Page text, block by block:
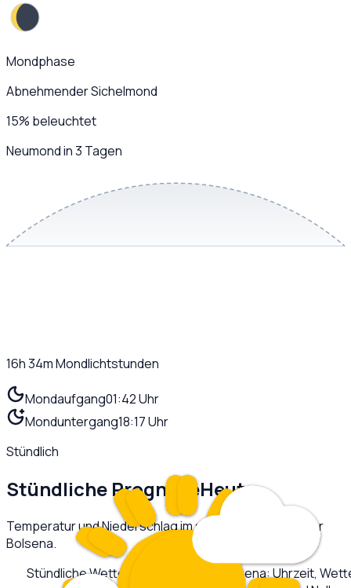
Mondphase
Abnehmender Sichelmond
15% beleuchtet
Neumond in 3 Tagen
16h 34mMondlichtstunden
Mondaufgang01:42 Uhr
Monduntergang18:17 Uhr
Stündlich
Stündliche PrognoseHeute
Temperatur und Niederschlag im stündlichen Verlauf für
Bolsena.
Stündliche Wettervorhersage für
Bolsena: Uhrzeit,